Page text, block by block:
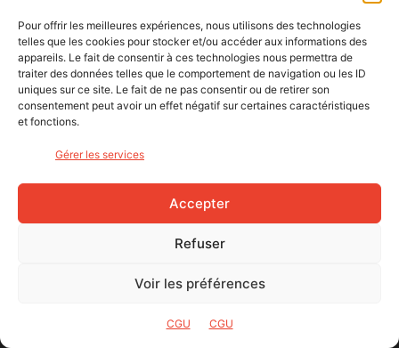
Pour offrir les meilleures expériences, nous utilisons des technologies
telles que les cookies pour stocker et/ou accéder aux informations des
appareils. Le fait de consentir à ces technologies nous permettra de
traiter des données telles que le comportement de navigation ou les ID
uniques sur ce site. Le fait de ne pas consentir ou de retirer son
consentement peut avoir un effet négatif sur certaines caractéristiques
et fonctions.
Gérer les services
Accepter
Refuser
Voir les préférences
CGU CGU